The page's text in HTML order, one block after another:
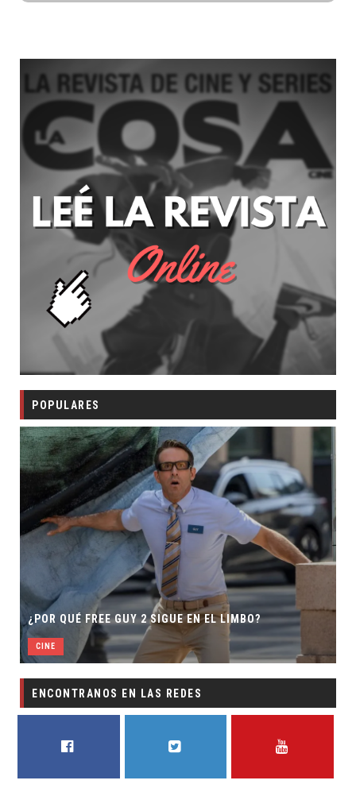
POPULARES
¿POR QUÉ FREE GUY 2 SIGUE EN EL LIMBO?
CINE
ENCONTRANOS EN LAS REDES